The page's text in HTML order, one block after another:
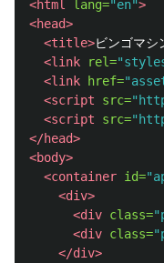
<html
lang="en">
<head>
<title>ビンゴマシ
<link
rel=
<link
href=
<script src=
<script src=
</head>
<body>
<container id=
<div>
<div class=
<div class=
</div>